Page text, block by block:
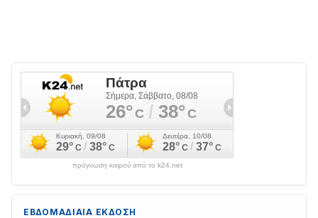
πρόγνωση καιρού από το k24.net